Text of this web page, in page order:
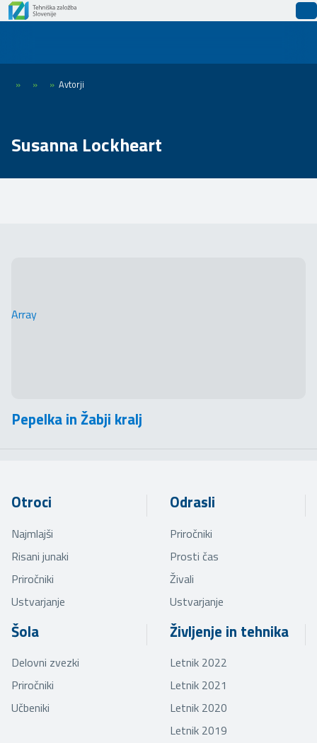
» » » Avtorji
Susanna Lockheart
Array
Pepelka in Žabji kralj
Otroci
Najmlajši
Risani junaki
Priročniki
Ustvarjanje
Odrasli
Priročniki
Prosti čas
Živali
Ustvarjanje
Šola
Delovni zvezki
Priročniki
Učbeniki
Življenje in tehnika
Letnik 2022
Letnik 2021
Letnik 2020
Letnik 2019